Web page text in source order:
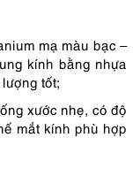
mạ màu bạc –
kính bằng nhựa
tốt;
xước nhẹ, có độ
mắt kính phù hợp